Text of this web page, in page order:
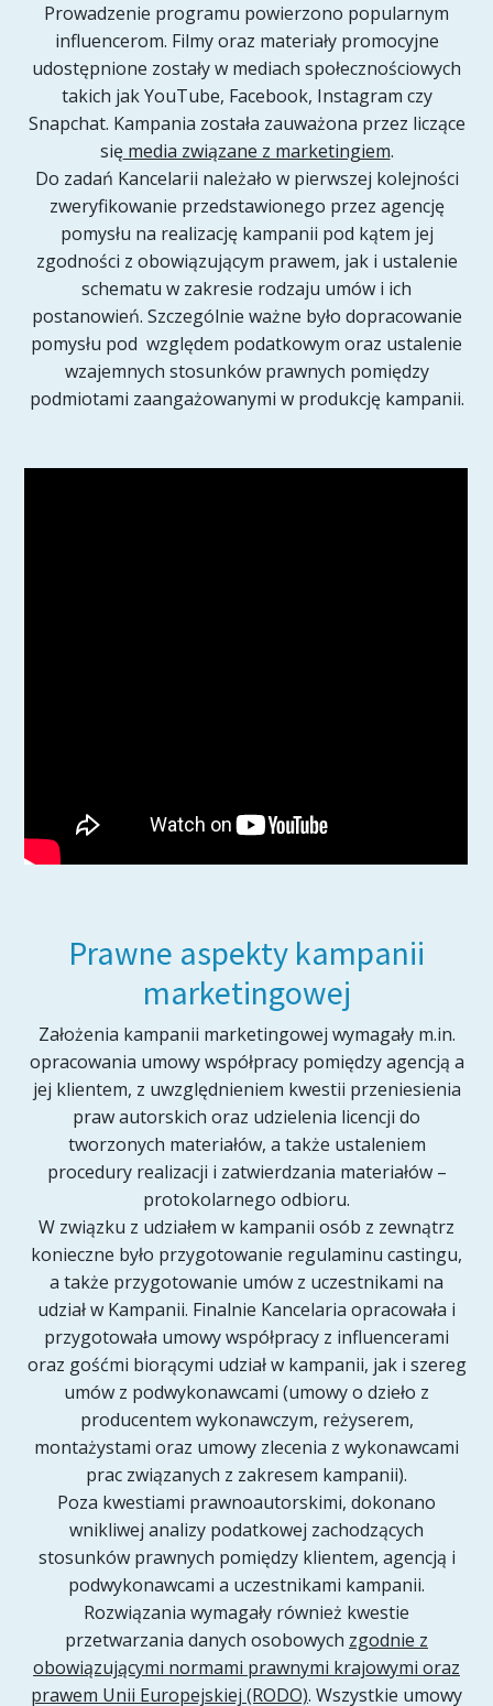
Prowadzenie programu powierzono popularnym
influencerom. Filmy oraz materiały promocyjne
udostępnione zostały w mediach społecznościowych
takich jak YouTube, Facebook, Instagram czy
Snapchat. Kampania została zauważona przez liczące
sięmedia związane z marketingiem.
Do zadań Kancelarii należało w pierwszej kolejności
zweryfikowanie przedstawionego przez agencję
pomysłu na realizację kampanii pod kątem jej
zgodności z obowiązującym prawem, jak i ustalenie
schematu w zakresie rodzaju umów i ich
postanowień. Szczególnie ważne było dopracowanie
pomysłu pod względem podatkowym oraz ustalenie
wzajemnych stosunków prawnych pomiędzy
podmiotami zaangażowanymi w produkcję kampanii.
Prawne aspekty kampanii
marketingowej
Założenia kampanii marketingowej wymagały m.in.
opracowania umowy współpracy pomiędzy agencją a
jej klientem, z uwzględnieniem kwestii przeniesienia
praw autorskich oraz udzielenia licencji do
tworzonych materiałów, a także ustaleniem
procedury realizacji i zatwierdzania materiałów –
protokolarnego odbioru.
W związku z udziałem w kampanii osób z zewnątrz
konieczne było przygotowanie regulaminu castingu,
a także przygotowanie umów z uczestnikami na
udział w Kampanii. Finalnie Kancelaria opracowała i
przygotowała umowy współpracy z influencerami
oraz gośćmi biorącymi udział w kampanii, jak i szereg
umów z podwykonawcami (umowy o dzieło z
producentem wykonawczym, reżyserem,
montażystami oraz umowy zlecenia z wykonawcami
prac związanych z zakresem kampanii).
Poza kwestiami prawnoautorskimi, dokonano
wnikliwej analizy podatkowej zachodzących
stosunków prawnych pomiędzy klientem, agencją i
podwykonawcami a uczestnikami kampanii.
Rozwiązania wymagały również kwestie
przetwarzania danych osobowych zgodnie z
obowiązującymi normami prawnymi krajowymi oraz
prawem Unii Europejskiej (RODO). Wszystkie umowy